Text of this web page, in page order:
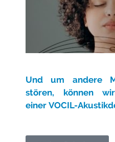
Und um andere
stören, können
einer VOCIL-